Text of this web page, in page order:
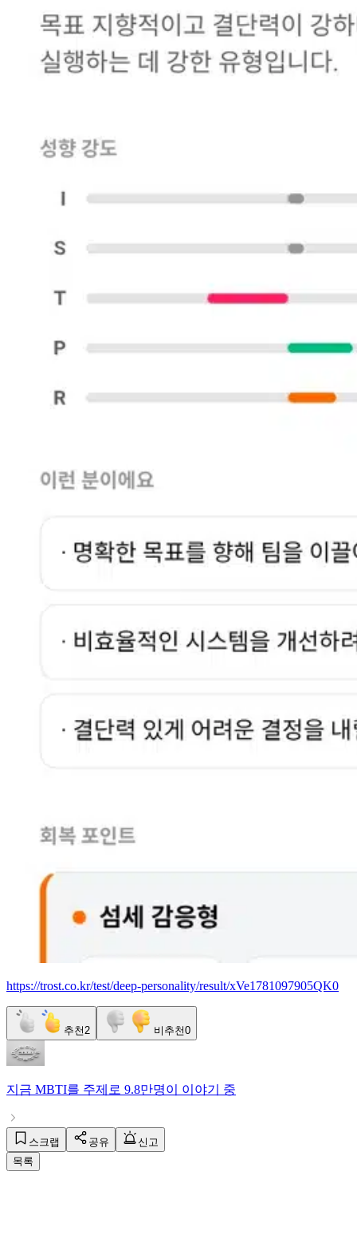
https://trost.co.kr/test/deep-personality/result/xVe1781097905QK0
추천 2 비추천0
지금 MBTI를 주제로 9.8만명이 이야기 중
스크랩 공유
신고
목록